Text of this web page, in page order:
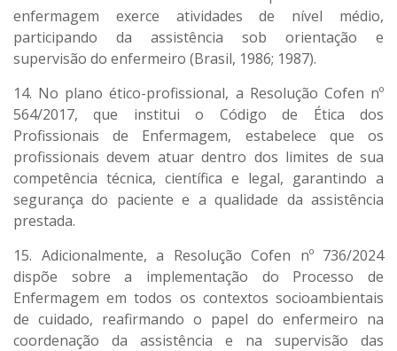
enfermagem exerce atividades de nível médio,
participando da assistência sob orientação e
supervisão do enfermeiro (Brasil, 1986; 1987).
14. No plano ético-profissional, a Resolução Cofen nº
564/2017, que institui o Código de Ética dos
Profissionais de Enfermagem, estabelece que os
profissionais devem atuar dentro dos limites de sua
competência técnica, científica e legal, garantindo a
segurança do paciente e a qualidade da assistência
prestada.
15. Adicionalmente, a Resolução Cofen nº 736/2024
dispõe sobre a implementação do Processo de
Enfermagem em todos os contextos socioambientais
de cuidado, reafirmando o papel do enfermeiro na
coordenação da assistência e na supervisão das